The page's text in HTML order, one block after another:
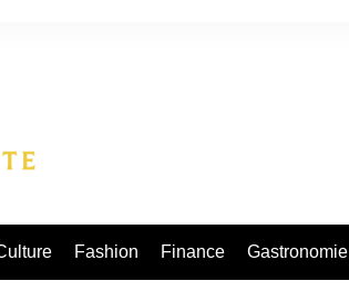
Fashion Finance Gastronomie